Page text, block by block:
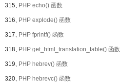
315、PHP echo() 函数
316、PHP explode() 函数
317、PHP fprintf() 函数
318、PHP get_html_translation_table() 函数
319、PHP hebrev() 函数
320、PHP hebrevc() 函数